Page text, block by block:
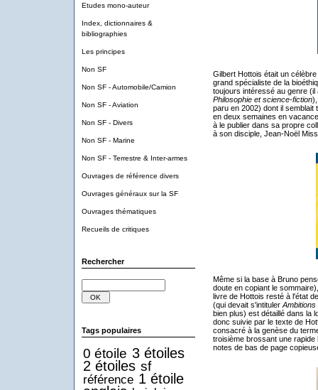
Etudes mono-auteur
Index, dictionnaires &
bibliographies
Les principes
Non SF
Non SF - Automobile/Camion
Non SF - Aviation
Non SF - Divers
Non SF - Marine
Non SF - Terrestre & Inter-armes
Ouvrages de référence divers
Ouvrages généraux sur la SF
Ouvrages thématiques
Recueils de critiques
Rechercher
Tags populaires
0 étoile 3 étoiles
2 étoiles sf
référence 1 étoile
Gilbert Hottois était un
grand spécialiste de la
toujours intéressé au genre
Philosophie et science-fiction),
paru en 2002) dont il
en deux semaines en
à le publier dans sa propre
à son disciple, Jean-Noël
Même si la base à Bruno
doute en copiant le
livre de Hottois resté à l'état
(qui devait s'intituler Ambitions
bien plus) est détaillé dans la
donc suivie par le texte de
consacré à la genèse du
troisième brossant une
notes de bas de page